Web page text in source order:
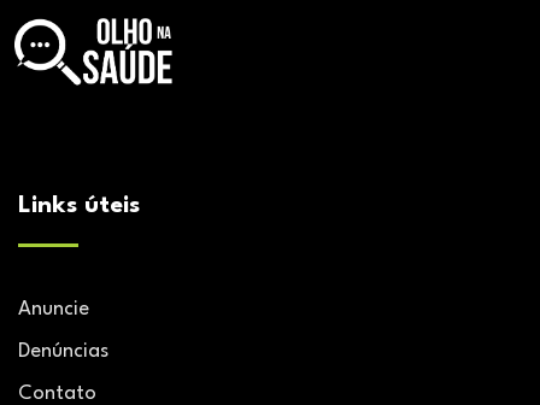
Links úteis
Anuncie
Denúncias
Contato